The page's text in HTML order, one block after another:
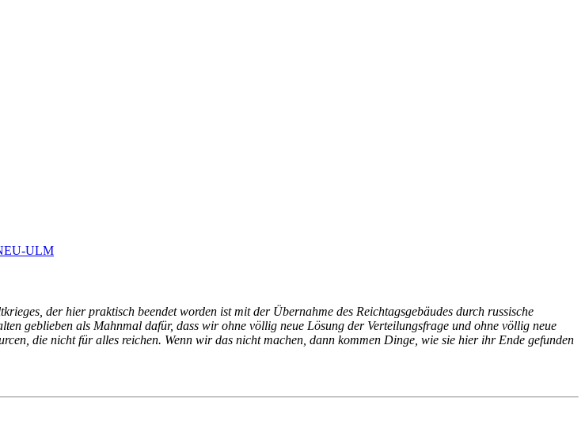
ULM
der hier praktisch beendet worden ist mit der Übernahme des Reichtagsgebäudes durch russische
geblieben als Mahnmal dafür, dass wir ohne völlig neue Lösung der Verteilungsfrage und ohne völlig neue
die nicht für alles reichen. Wenn wir das nicht machen, dann kommen Dinge, wie sie hier ihr Ende gefunden